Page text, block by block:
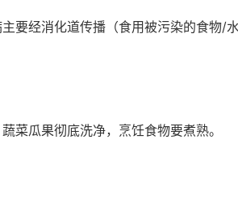
要经消化道传播（食用被污染的食物/
菜瓜果彻底洗净，烹饪食物要煮熟。